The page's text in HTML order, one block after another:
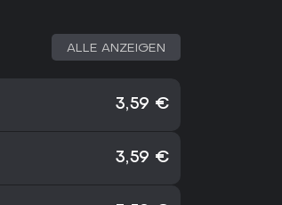
ALLE ANZEIGEN
3,59 €
3,59 €